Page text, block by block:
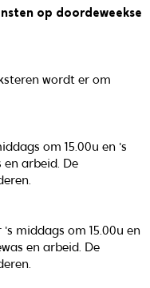
op doordeweekse
wordt er om
om 15.00u en 's
en arbeid. De
middags om 15.00u en
en arbeid. De